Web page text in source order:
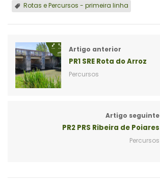
Rotas e Percursos - primeira linha
Artigo anterior
PR1 SRE Rota do Arroz
Percursos
Artigo seguinte
PR2 PRS Ribeira de Poiares
Percursos